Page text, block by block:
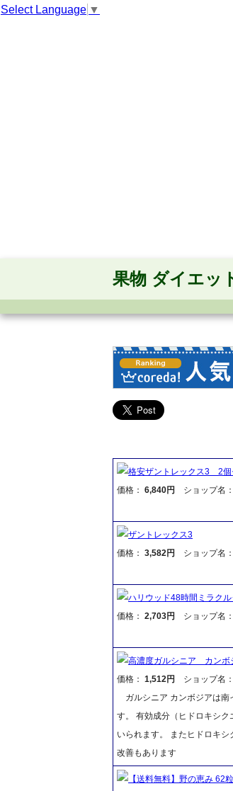
Select Language ▼
果物 ダイエッ
格安ザントレックス3 2個
価格： 6,840円 ショップ名
ザントレックス3
価格： 3,582円 ショップ名
ハリウッド48時間ミラクル
価格： 2,703円 ショップ名
高濃度ガルシニア カンボ
価格： 1,512円
ショップ名
ガルシニア カンボジアは南
す。 有効成分（ヒドロキシ
いられます。 またヒドロキ
改善もあります
【送料無料】野の恵み 62